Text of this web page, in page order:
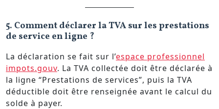
5. Comment déclarer la TVA sur les prestations
de service en ligne ?
La déclaration se fait sur l’espace professionnel
impots.gouv. La TVA collectée doit être déclarée à
la ligne “Prestations de services”, puis la TVA
déductible doit être renseignée avant le calcul du
solde à payer.